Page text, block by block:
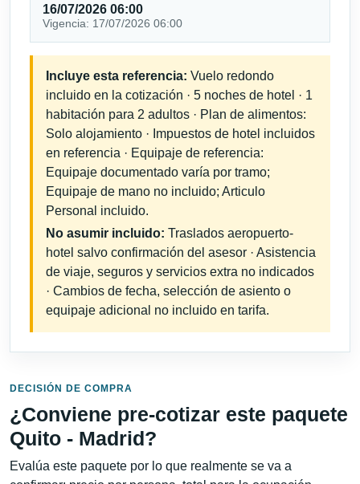
16/07/2026 06:00
Vigencia: 17/07/2026 06:00
Incluye esta referencia: Vuelo redondo
incluido en la cotización · 5 noches de hotel · 1
habitación para 2 adultos · Plan de alimentos:
Solo alojamiento · Impuestos de hotel incluidos
en referencia · Equipaje de referencia:
Equipaje documentado varía por tramo;
Equipaje de mano no incluido; Articulo
Personal incluido.
No asumir incluido: Traslados aeropuerto-
hotel salvo confirmación del asesor · Asistencia
de viaje, seguros y servicios extra no indicados
· Cambios de fecha, selección de asiento o
equipaje adicional no incluido en tarifa.
DECISIÓN DE COMPRA
¿Conviene pre-cotizar este paquete
Quito - Madrid?
Evalúa este paquete por lo que realmente se va a